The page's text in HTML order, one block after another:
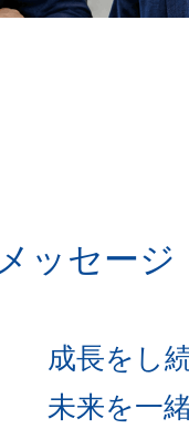
メッセージ
成長をし
未来を一